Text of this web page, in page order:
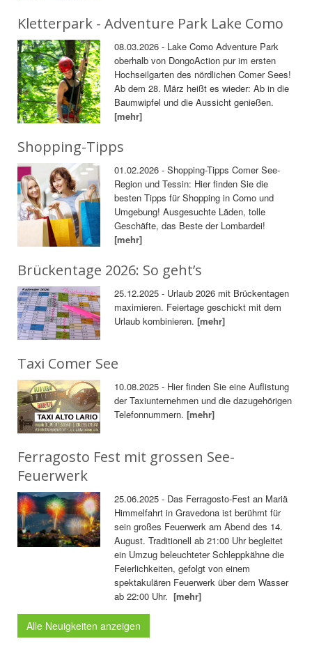
Kletterpark - Adventure Park Lake Como
08.03.2026 - Lake Como Adventure Park
oberhalb von DongoAction pur im ersten
Hochseilgarten des nördlichen Comer Sees!
Ab dem 28. März heißt es wieder: Ab in die
Baumwipfel und die Aussicht genießen.
[mehr]
Shopping-Tipps
01.02.2026 - Shopping-Tipps Comer See-
Region und Tessin: Hier finden Sie die
besten Tipps für Shopping in Como und
Umgebung! Ausgesuchte Läden, tolle
Geschäfte, das Beste der Lombardei!
[mehr]
Brückentage 2026: So geht’s
25.12.2025 - Urlaub 2026 mit Brückentagen
maximieren. Feiertage geschickt mit dem
Urlaub kombinieren.[mehr]
Taxi Comer See
10.08.2025 - Hier finden Sie eine Auflistung
der Taxiunternehmen und die dazugehörigen
Telefonnummern.[mehr]
Ferragosto Fest mit grossen See-
Feuerwerk
25.06.2025 - Das Ferragosto-Fest an Mariä
Himmelfahrt in Gravedona ist berühmt für
sein großes Feuerwerk am Abend des 14.
August. Traditionell ab 21:00 Uhr begleitet
ein Umzug beleuchteter Schleppkähne die
Feierlichkeiten, gefolgt von einem
spektakulären Feuerwerk über dem Wasser
ab 22:00 Uhr.[mehr]
Alle Neuigkeiten anzeigen